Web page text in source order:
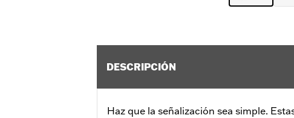
DESCRIPCIÓN
Haz que la señalización sea simple.